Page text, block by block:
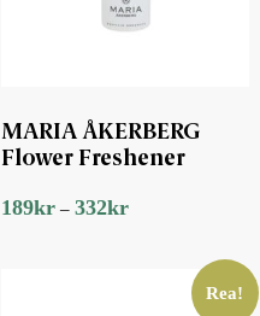
MARIA ÅKERBERG
Flower Freshener
189kr– 332kr
Rea!